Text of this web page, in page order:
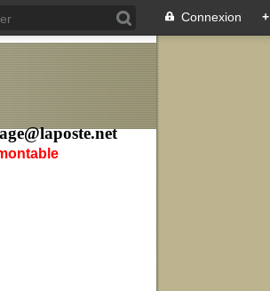
Connexion +